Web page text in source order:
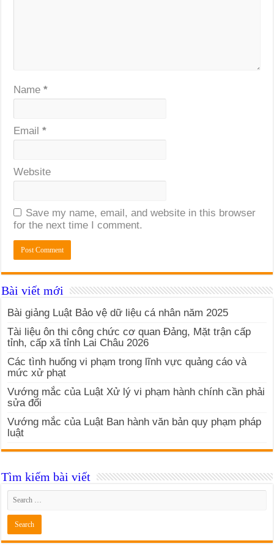
Name*
Email*
Website
Save my name, email, and website in this browser
for the next time I comment.
Bài viết mới
Bài giảng Luật Bảo vệ dữ liệu cá nhân năm 2025
Tài liệu ôn thi công chức cơ quan Đảng, Mặt trận cấp
tỉnh, cấp xã tỉnh Lai Châu 2026
Các tình huống vi phạm trong lĩnh vực quảng cáo và
mức xử phạt
Vướng mắc của Luật Xử lý vi phạm hành chính cần phải
sửa đổi
Vướng mắc của Luật Ban hành văn bản quy phạm pháp
luật
Tìm kiếm bài viết